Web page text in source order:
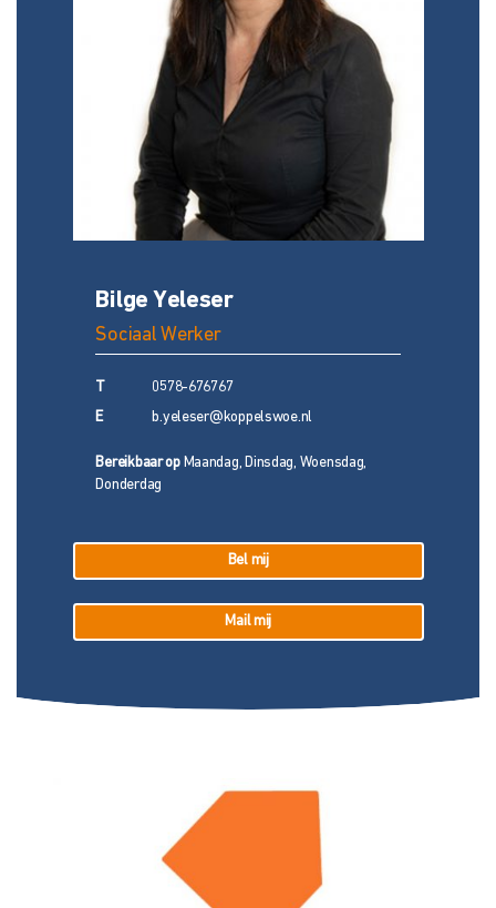
Bilge Yeleser
Sociaal Werker
0578-676767
E b.yeleser@koppelswoe.nl
Bereikbaar opMaandag, Dinsdag, Woensdag,
Donderdag
Bel mij
Mail mij